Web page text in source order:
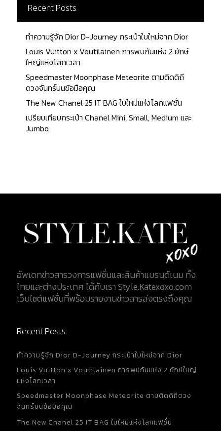
Recent Posts
ทำความรู้จัก Dior D-Journey กระเป๋าใบใหม่จาก Dior
Louis Vuitton x Voutilainen การพบกันแห่ง 2 ยักษ์
ใหญ่แห่งโลกเวลา
Speedmaster Moonphase Meteorite ตามติดดิถี
ดวงจันทร์บนข้อมือคุณ
The New Chanel 25 IT BAG ใบใหม่แห่งโลกแฟชั่น
เปรียบเทียบกระเป๋า Chanel Mini, Small, Medium และ
Jumbo
อัพเดทข่าวสารวงการแฟชั่นและสินค้าแบรนด์เนม ทั้ง
ไทยและต่างประเทศ ได้กับเรา Style.Katexoxo.com
เว็บไซต์แฟชั่นที่พร้อมรายงานข่าวสารส่งตรงถึงคุณ
Recent Posts
ทำความรู้จัก Dior D-Journey กระเป๋าใบใหม่จาก Dior
Louis Vuitton x Voutilainen การพบกันแห่ง 2 ยักษ์ใหญ่
แห่งโลกเวลา
Speedmaster Moonphase Meteorite ตามติดดิถีดวง
จันทร์บนข้อมือคุณ
The New Chanel 25 IT BAG ใบใหม่แห่งโลกแฟชั่น